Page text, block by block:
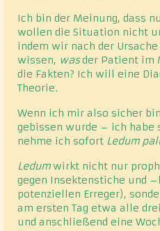
Ich bin der Meinung, dass
wollen die Situation nicht
indem wir nach der
wissen, wasder Patient im
die Fakten? Ich will eine
Theorie.
Wenn ich mir also sicher
gebissen wurde – ich habe
nehme ich sofort Ledum
Ledumwirkt nicht nur
gegen Insektenstiche und
potenziellen Erreger),
am ersten Tag etwa alle
und anschließend eine